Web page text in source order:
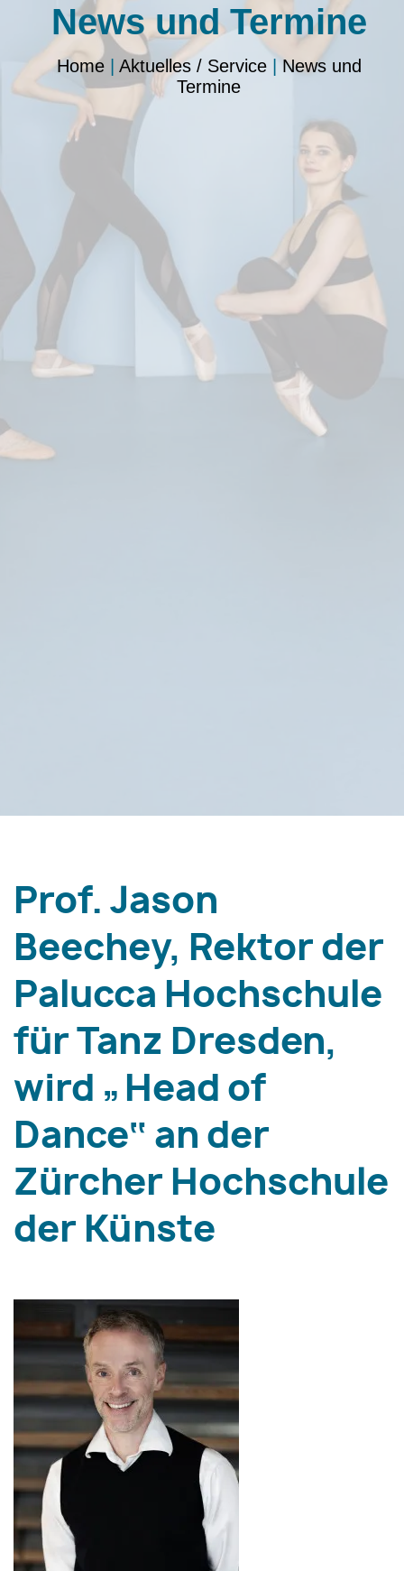
News und Termine
Home| Aktuelles / Service| News und
Termine
Prof. Jason
Beechey, Rektor der
Palucca Hochschule
für Tanz Dresden,
wird „Head of
Dance‟ an der
Zürcher Hochschule
der Künste